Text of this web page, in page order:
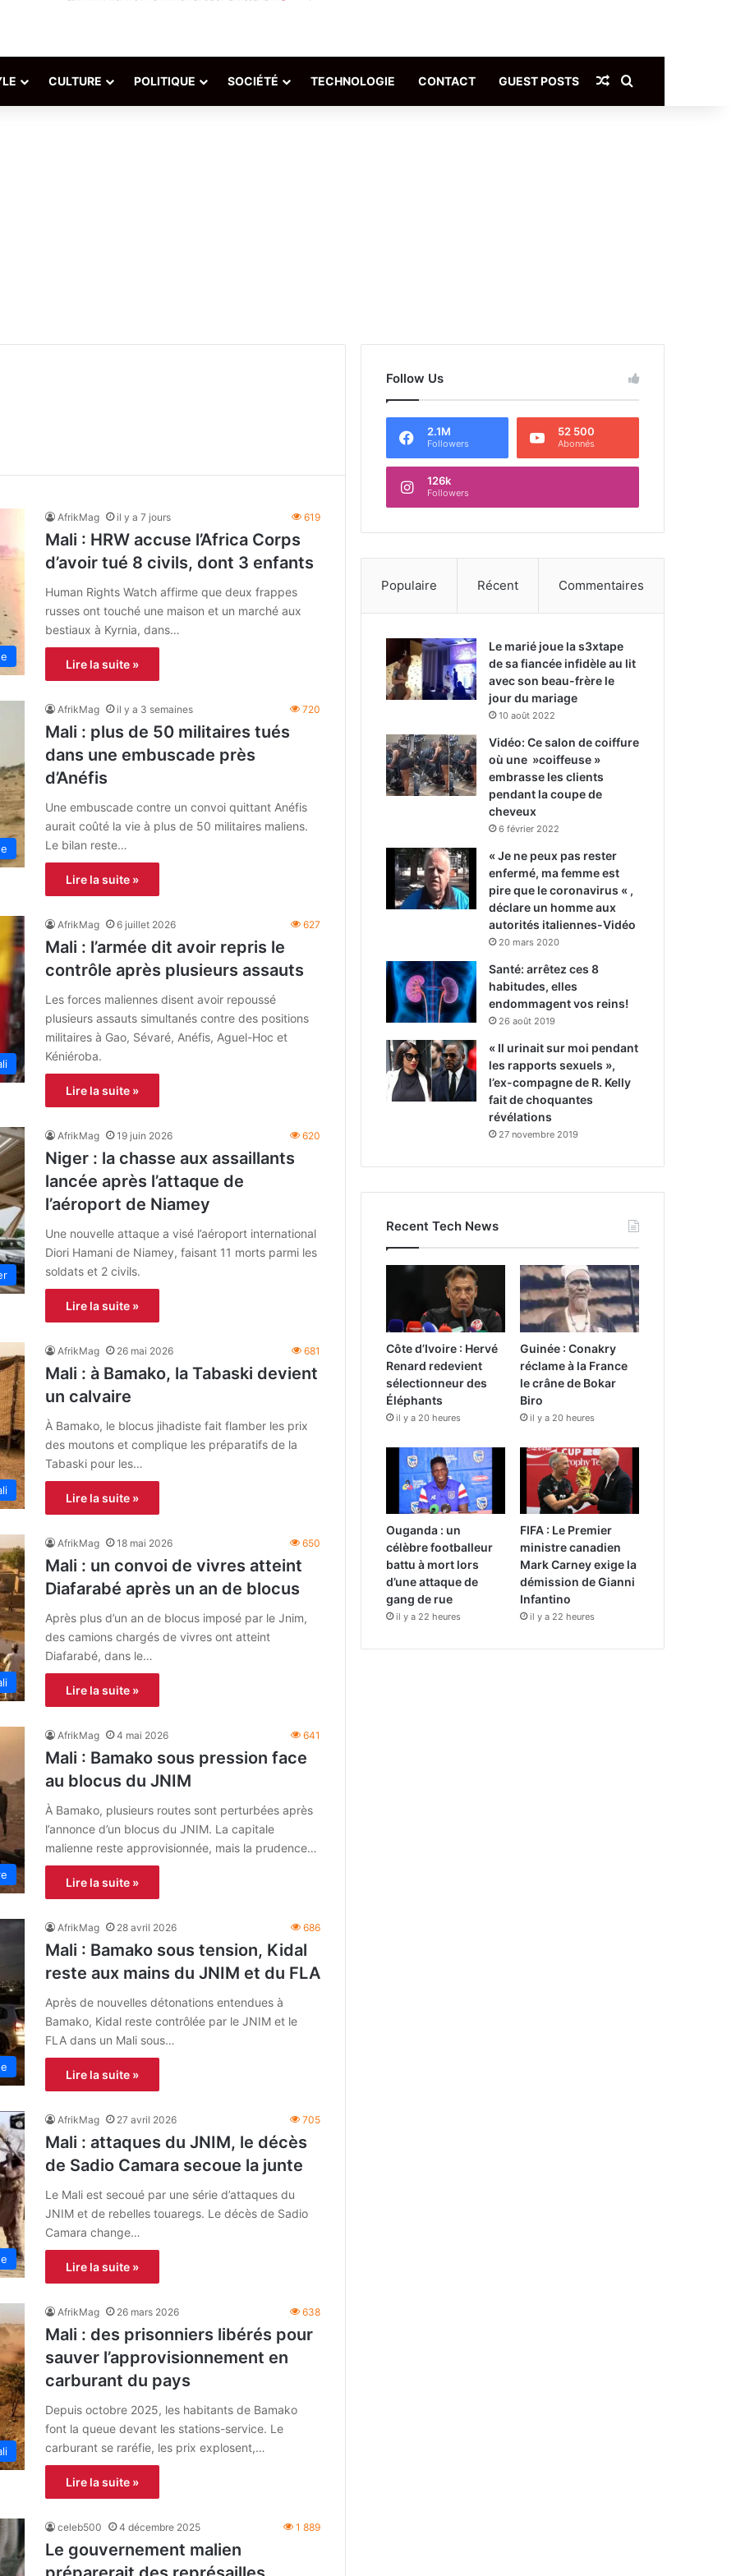
CULTURE POLITIQUE SOCIÉTÉ TECHNOLOGIE CONTACT GUEST POSTS Article Aléatoire
AfrikMag il y a 7 jours 619
Mali : HRW accuse l’Africa Corps
d’avoir tué 8 civils, dont 3 enfants
Human Rights Watch affirme que deux frappes
russes ont touché une maison et un marché aux
bestiaux à Kyrnia, dans…
Lire la suite »
AfrikMag il y a 3 semaines 720
Mali : plus de 50 militaires tués
dans une embuscade près
d’Anéfis
Une embuscade contre un convoi quittant Anéfis
aurait coûté la vie à plus de 50 militaires maliens.
Le bilan reste…
Lire la suite »
AfrikMag 6 juillet 2026 627
Mali : l’armée dit avoir repris le
contrôle après plusieurs assauts
Les forces maliennes disent avoir repoussé
plusieurs assauts simultanés contre des positions
militaires à Gao, Sévaré, Anéfis, Aguel-Hoc et
Kéniéroba.
Lire la suite »
AfrikMag 19 juin 2026 620
Niger : la chasse aux assaillants
lancée après l’attaque de
l’aéroport de Niamey
Une nouvelle attaque a visé l’aéroport international
Diori Hamani de Niamey, faisant 11 morts parmi les
soldats et 2 civils.
Lire la suite »
AfrikMag 26 mai 2026 681
Mali : à Bamako, la Tabaski devient
un calvaire
À Bamako, le blocus jihadiste fait flamber les prix
des moutons et complique les préparatifs de la
Tabaski pour les…
Lire la suite »
AfrikMag 18 mai 2026 650
Mali : un convoi de vivres atteint
Diafarabé après un an de blocus
Après plus d’un an de blocus imposé par le Jnim,
des camions chargés de vivres ont atteint
Diafarabé, dans le…
Lire la suite »
AfrikMag 4 mai 2026 641
Mali : Bamako sous pression face
au blocus du JNIM
À Bamako, plusieurs routes sont perturbées après
l’annonce d’un blocus du JNIM. La capitale
malienne reste approvisionnée, mais la prudence…
Lire la suite »
AfrikMag 28 avril 2026 686
Mali : Bamako sous tension, Kidal
reste aux mains du JNIM et du FLA
Après de nouvelles détonations entendues à
Bamako, Kidal reste contrôlée par le JNIM et le
FLA dans un Mali sous…
Lire la suite »
AfrikMag 27 avril 2026 705
Mali : attaques du JNIM, le décès
de Sadio Camara secoue la junte
Le Mali est secoué par une série d’attaques du
JNIM et de rebelles touaregs. Le décès de Sadio
Camara change…
Lire la suite »
AfrikMag 26 mars 2026 638
Mali : des prisonniers libérés pour
sauver l’approvisionnement en
carburant du pays
Depuis octobre 2025, les habitants de Bamako
font la queue devant les stations-service. Le
carburant se raréfie, les prix explosent,…
Lire la suite »
celeb500 4 décembre 2025 1 889
Le gouvernement malien
Follow Us
2.1M
Followers
52 500
Abonnés
126k
Followers
Populaire Récent Commentaires
Le marié joue la s3xtape
de sa fiancée infidèle au lit
avec son beau-frère le
jour du mariage
10 août 2022
Vidéo: Ce salon de coiffure
où une »coiffeuse »
embrasse les clients
pendant la coupe de
cheveux
6 février 2022
« Je ne peux pas rester
enfermé, ma femme est
pire que le coronavirus « ,
déclare un homme aux
autorités italiennes-Vidéo
20 mars 2020
Santé: arrêtez ces 8
habitudes, elles
endommagent vos reins!
26 août 2019
« Il urinait sur moi pendant
les rapports sexuels »,
l’ex-compagne de R. Kelly
fait de choquantes
révélations
27 novembre 2019
Recent Tech News
Côte d’Ivoire : Hervé
Renard redevient
sélectionneur des
Éléphants
il y a 20 heures
Guinée : Conakry
réclame à la France
le crâne de Bokar
Biro
il y a 20 heures
Ouganda : un
célèbre footballeur
battu à mort lors
d’une attaque de
gang de rue
il y a 22 heures
FIFA : Le Premier
ministre canadien
Mark Carney exige la
démission de Gianni
Infantino
il y a 22 heures